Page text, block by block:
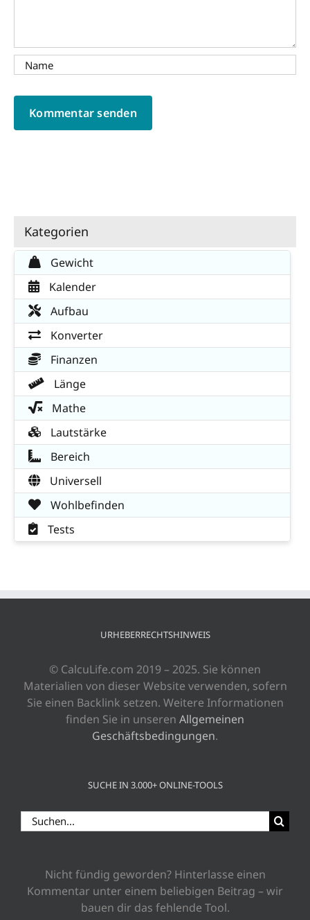
Kategorien
Gewicht
Kalender
Aufbau
Konverter
Finanzen
Länge
Mathe
Lautstärke
Bereich
Universell
Wohlbefinden
Tests
URHEBERRECHTSHINWEIS
© CalcuLife.com 2019 – 2025. Sie können
Materialien von dieser Website verwenden, sofern
Sie einen Backlink setzen. Weitere Informationen
finden Sie in unseren Allgemeinen
Geschäftsbedingungen.
SUCHE IN 3.000+ ONLINE-TOOLS
Suche
nach:
Nicht fündig geworden? Hinterlasse einen
Kommentar unter einem beliebigen Beitrag – wir
bauen dir das fehlende Tool.